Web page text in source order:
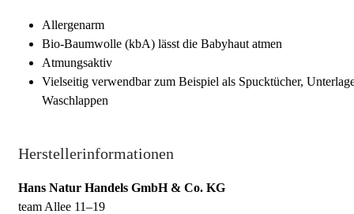
Allergenarm
Bio-Baumwolle (kbA) lässt die Babyhaut atmen
Atmungsaktiv
Vielseitig verwendbar zum Beispiel als Spucktücher,
Waschlappen
Herstellerinformationen
Hans Natur Handels GmbH & Co. KG
team Allee 11–19